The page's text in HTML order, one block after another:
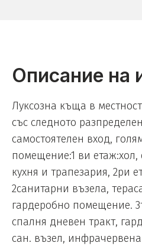
Описание на
Луксозна къща в
със следното
самостоятелен вход,
помещение:1 ви етаж:хол,
кухня и трапезария, 2ри
2санитарни възела,
гардеробно помещение.
спалня дневен тракт,
сан. възел,